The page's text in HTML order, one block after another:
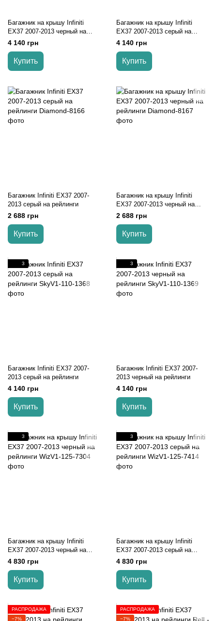
Багажник на крышу Infiniti
EX37 2007-2013 черный на
рейлинги
4 140 грн
Купить
Багажник на крышу Infiniti
EX37 2007-2013 серый на
рейлинги
4 140 грн
Купить
Багажник Infiniti EX37 2007-
2013 серый на рейлинги
2 688 грн
Купить
Багажник на крышу Infiniti
EX37 2007-2013 черный на
рейлинги
2 688 грн
Купить
3
Багажник Infiniti EX37 2007-
2013 серый на рейлинги
4 140 грн
Купить
3
Багажник Infiniti EX37 2007-
2013 черный на рейлинги
4 140 грн
Купить
3
Багажник на крышу Infiniti
EX37 2007-2013 черный на
рейлинги
4 830 грн
Купить
3
Багажник на крышу Infiniti
EX37 2007-2013 серый на
рейлинги
4 830 грн
Купить
РАСПРОДАЖА
−7%
РАСПРОДАЖА
−7%